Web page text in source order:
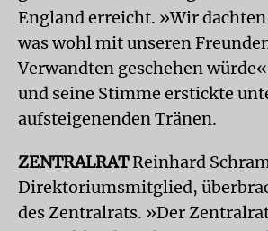
England erreicht. »Wir
was wohl mit unseren
Verwandten geschehen
und seine Stimme erstickte
aufsteigenenden Tränen.
ZENTRALRATReinhard
Direktoriumsmitglied,
des Zentralrats. »Der